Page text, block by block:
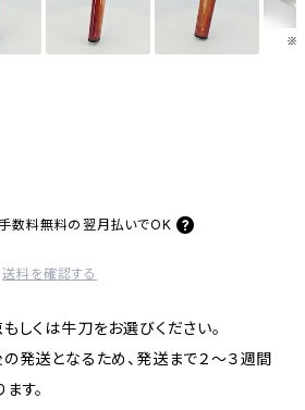
手数料無料の 翌月払いでOK
送料を確認する
しくは牛刀をお選びください。
発送となるため、発送まで２～３週間
す。